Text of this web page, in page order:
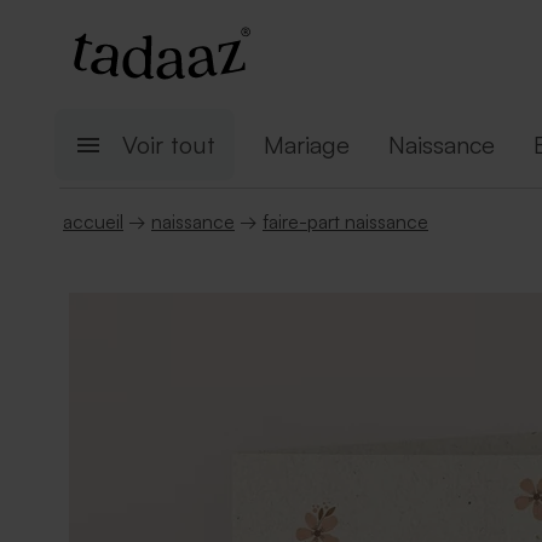
Voir tout Mariage Naissance
accueil → naissance → faire-part naissance